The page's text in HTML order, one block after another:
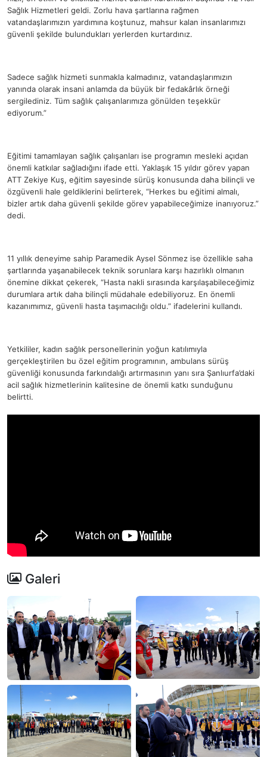
Sağlık Hizmetleri geldi. Zorlu hava şartlarına rağmen
vatandaşlarımızın yardımına koştunuz, mahsur kalan insanlarımızı
güvenli şekilde bulundukları yerlerden kurtardınız.
Sadece sağlık hizmeti sunmakla kalmadınız, vatandaşlarımızın
yanında olarak insani anlamda da büyük bir fedakârlık örneği
sergilediniz. Tüm sağlık çalışanlarımıza gönülden teşekkür
ediyorum.”
Eğitimi tamamlayan sağlık çalışanları ise programın mesleki açıdan
önemli katkılar sağladığını ifade etti. Yaklaşık 15 yıldır görev yapan
ATT Zekiye Kuş, eğitim sayesinde sürüş konusunda daha bilinçli ve
özgüvenli hale geldiklerini belirterek, “Herkes bu eğitimi almalı,
bizler artık daha güvenli şekilde görev yapabileceğimize inanıyoruz.”
dedi.
11 yıllık deneyime sahip Paramedik Aysel Sönmez ise özellikle saha
şartlarında yaşanabilecek teknik sorunlara karşı hazırlıklı olmanın
önemine dikkat çekerek, “Hasta nakli sırasında karşılaşabileceğimiz
durumlara artık daha bilinçli müdahale edebiliyoruz. En önemli
kazanımımız, güvenli hasta taşımacılığı oldu.” ifadelerini kullandı.
Yetkililer, kadın sağlık personellerinin yoğun katılımıyla
gerçekleştirilen bu özel eğitim programının, ambulans sürüş
güvenliği konusunda farkındalığı artırmasının yanı sıra Şanlıurfa’daki
acil sağlık hizmetlerinin kalitesine de önemli katkı sunduğunu
belirtti.
Galeri